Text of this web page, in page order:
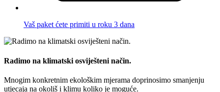
Vaš paket ćete primiti u roku 3 dana
Radimo na klimatski osviješteni način.
Mnogim konkretnim ekološkim mjerama doprinosimo smanjenju
utjecaja na okoliš i klimu koliko je moguće.